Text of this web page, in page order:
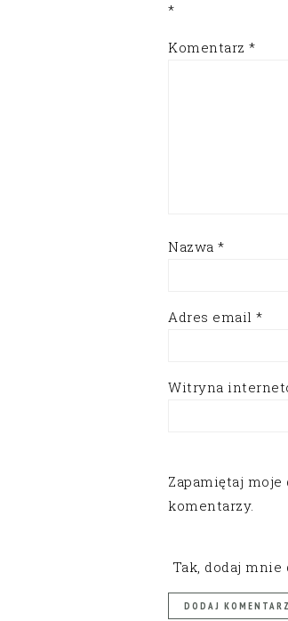
*
Komentarz *
Nazwa *
Adres email *
Witryna
Zapamiętaj
komentarzy.
Tak, dodaj